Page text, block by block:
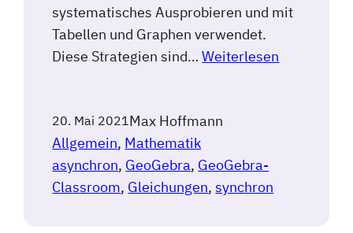
systematisches Ausprobieren und mit
Tabellen und Graphen verwendet.
Diese Strategien sind…Weiterlesen
20. Mai 2021Max Hoffmann
Allgemein, Mathematik
asynchron, GeoGebra, GeoGebra-
Classroom, Gleichungen, synchron